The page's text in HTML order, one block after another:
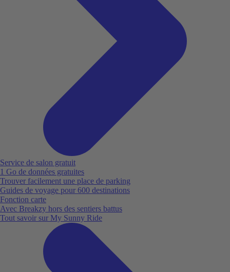
Service de salon gratuit
1 Go de données gratuites
Trouver facilement une place de parking
Guides de voyage pour 600 destinations
Fonction carte
Avec Breakzy hors des sentiers battus
Tout savoir sur My Sunny Ride